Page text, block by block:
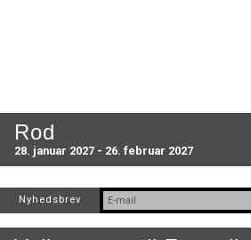
Rod
28. januar 2027 - 26. februar 2027
Nyhedsbrev